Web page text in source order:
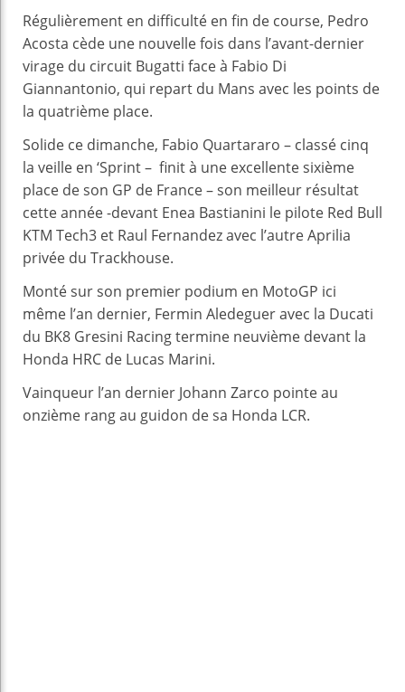
Régulièrement en difficulté en fin de course, Pedro
Acosta cède une nouvelle fois dans l’avant-dernier
virage du circuit Bugatti face à Fabio Di
Giannantonio, qui repart du Mans avec les points de
la quatrième place.
Solide ce dimanche, Fabio Quartararo – classé cinq
la veille en ‘Sprint – finit à une excellente sixième
place de son GP de France – son meilleur résultat
cette année -devant Enea Bastianini le pilote Red Bull
KTM Tech3 et Raul Fernandezavec l’autre Aprilia
privée du Trackhouse.
Monté sur son premier podium en MotoGP ici
même l’an dernier, Fermin Aledeguer avec la Ducati
du BK8 Gresini Racing termine neuvième devant la
Honda HRC de Lucas Marini.
Vainqueur l’an dernier Johann Zarco pointe au
onzième rang au guidon de sa Honda LCR.